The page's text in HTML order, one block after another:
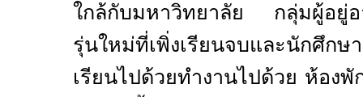
ใกล้กับมหาวิทยาลัย กลุ่มผู้อยู่อ
รุ่นใหม่ที่เพิ่งเรียนจบและนักศึก
เรียนไปด้วยทำงานไปด้วย ห้อง